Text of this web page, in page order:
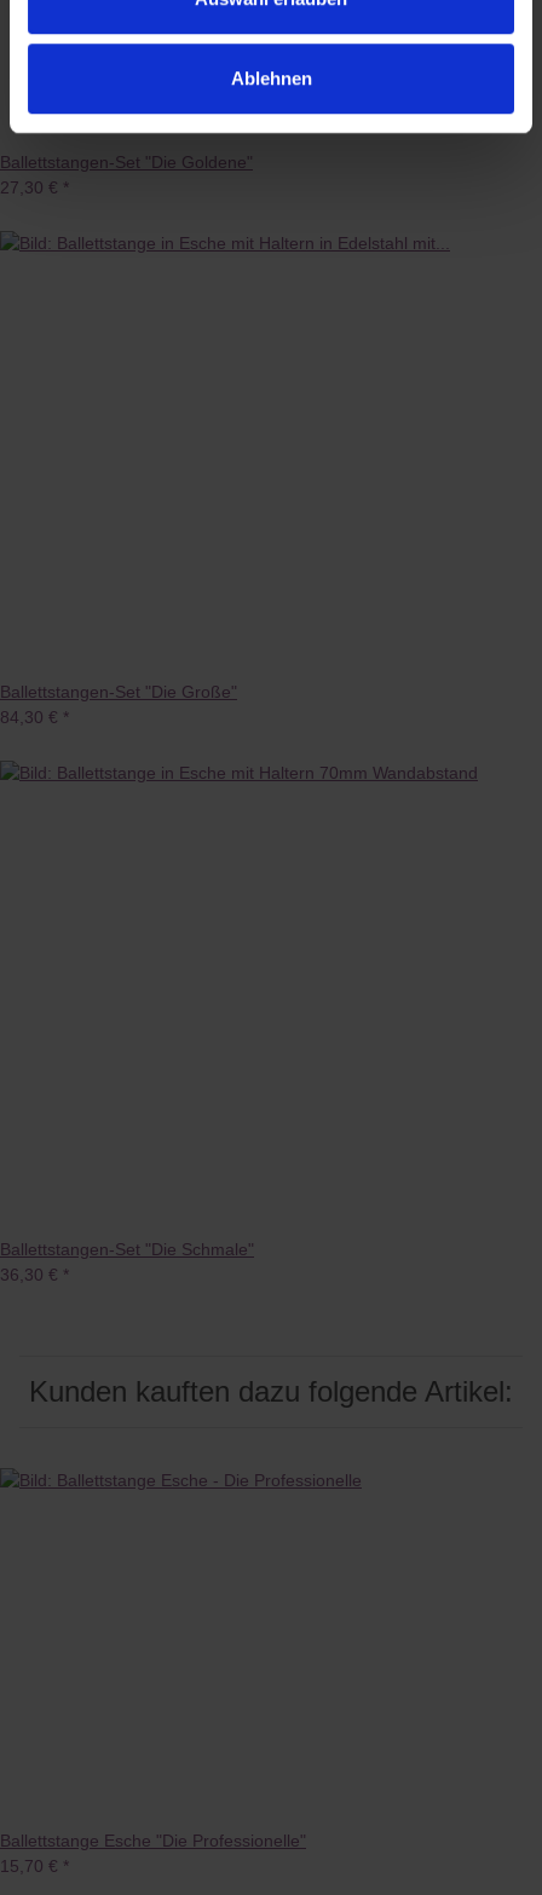
Ablehnen
Ballettstangen-Set "Die Goldene"
27,30 € *
Ballettstangen-Set "Die Große"
84,30 € *
Ballettstangen-Set "Die Schmale"
36,30 € *
Kunden kauften dazu folgende Artikel:
Ballettstange Esche "Die Professionelle"
15,70 € *